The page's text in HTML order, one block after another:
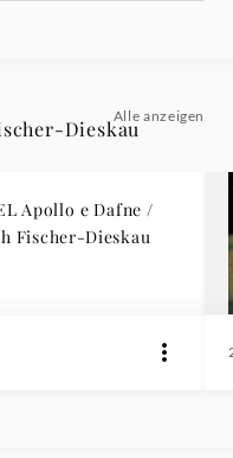
Dieskau
Alle anzeigen
Apollo e Dafne /
Fischer-Dieskau